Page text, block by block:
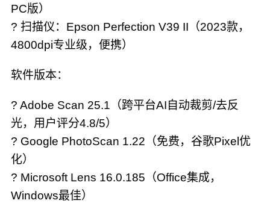
PC版）
? 扫描仪：Epson Perfection V39 II（2023款，
4800dpi专业级，便携）
软件版本：
? Adobe Scan 25.1（跨平台AI自动裁剪/去反
光，用户评分4.8/5）
? Google PhotoScan 1.22（免费，谷歌Pixel优
化）
? Microsoft Lens 16.0.185（Office集成，
Windows最佳）